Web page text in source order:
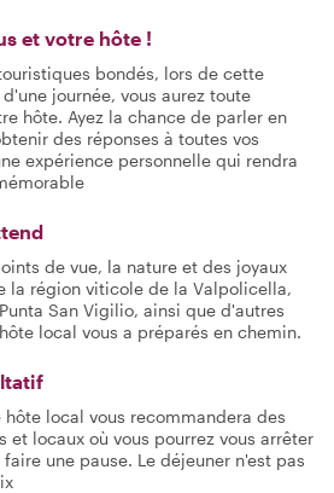
et votre hôte !
bondés, lors de cette
journée, vous aurez toute
hôte. Ayez la chance de parler en
des réponses à toutes vos
expérience personnelle qui rendra
de vue, la nature et des joyaux
la région viticole de la Valpolicella,
San Vigilio, ainsi que d'autres
local vous a préparés en chemin.
hôte local vous recommandera des
et locaux où vous pourrez vous arrêter
une pause. Le déjeuner n'est pas